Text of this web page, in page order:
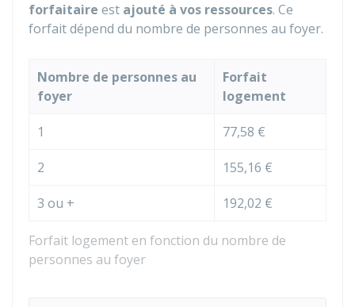
forfaitaire est ajouté à vos ressources. Ce
forfait dépend du nombre de personnes au foyer.
Forfait logement en fonction du nombre de
personnes au foyer
Nombre de personnes au
foyer
Forfait
logement
1 77,58 €
2 155,16 €
3 ou + 192,02 €